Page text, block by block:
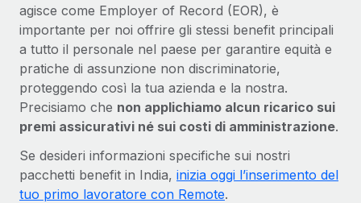
agisce come Employer of Record (EOR), è
importante per noi offrire gli stessi benefit principali
a tutto il personale nel paese per garantire equità e
pratiche di assunzione non discriminatorie,
proteggendo così la tua azienda e la nostra.
Precisiamo che non applichiamo alcun ricarico sui
premi assicurativi né sui costi di amministrazione.
Se desideri informazioni specifiche sui nostri
pacchetti benefit in India, inizia oggi l’inserimento del
tuo primo lavoratore con Remote.